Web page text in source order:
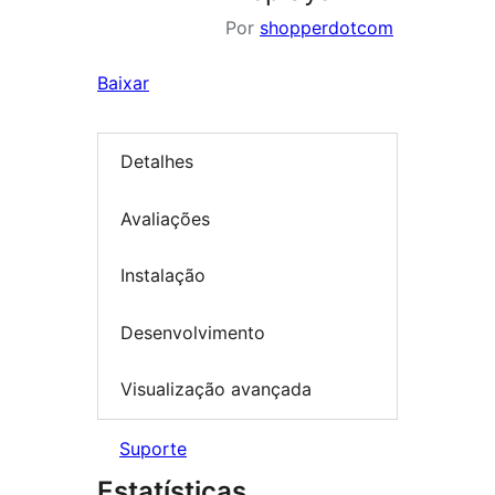
Por shopperdotcom
Baixar
Detalhes
Avaliações
Instalação
Desenvolvimento
Visualização avançada
Suporte